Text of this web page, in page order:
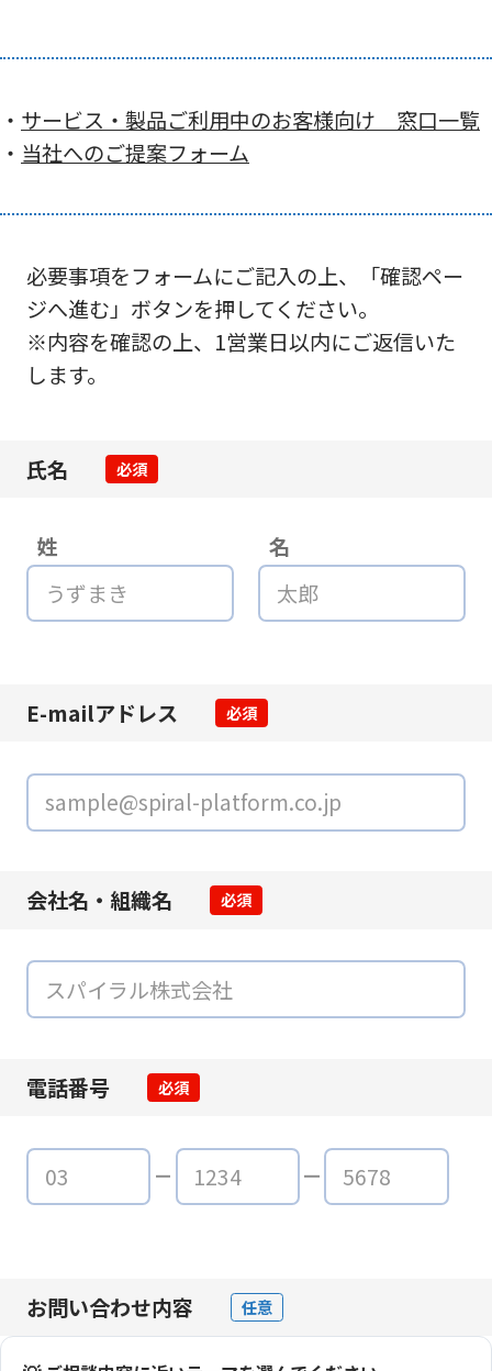
・ サービス・製品ご利用中のお客様向け 窓口一覧
・ 当社へのご提案フォーム
必要事項をフォームにご記入の上、「確認ペー
ジへ進む」ボタンを押してください。
※内容を確認の上、1営業日以内にご返信いた
します。
氏名 必須
姓 名
E-mailアドレス 必須
会社名・組織名 必須
電話番号 必須
お問い合わせ内容 任意